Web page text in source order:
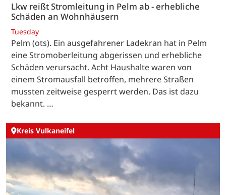
Lkw reißt Stromleitung in Pelm ab - erhebliche
Schäden an Wohnhäusern
Tuesday
Pelm (ots). Ein ausgefahrener Ladekran hat in Pelm
eine Stromoberleitung abgerissen und erhebliche
Schäden verursacht. Acht Haushalte waren von
einem Stromausfall betroffen, mehrere Straßen
mussten zeitweise gesperrt werden. Das ist dazu
bekannt. …
Kreis Vulkaneifel